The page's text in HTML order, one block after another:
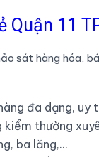
Quận 11
sát hàng hóa,
đa dạng, uy
thường
ba lăng,…